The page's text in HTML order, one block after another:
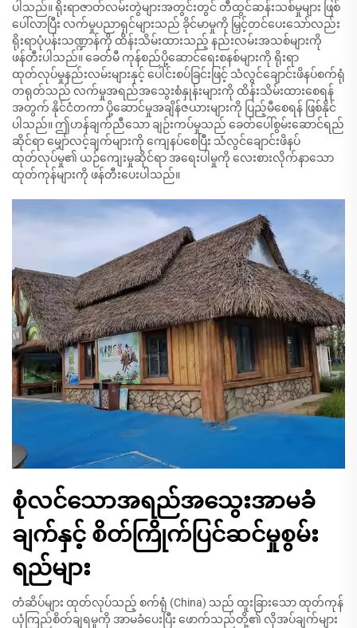
ပါသည်။ ရိုးရာဇာတ်လမ်းတွဲများအတွင်းတွင် တီထွင်ဆန်းသစ်မှုများ ဖြစ်
ပေါ်လာပြီး လက်မှုပညာရှင်များသည် ခိုင်မာမှုကို မြှင့်တင်ပေးသော်လည်း
ရိုးရာပုံပန်းသဏ္ဍာန်ကို ထိန်းသိမ်းထားသည့် နည်းလမ်းအသစ်များကို
ဖန်တီးပါသည်။ ခေတ်မီ ကုန်စည်ပို့ဆောင်ရေးစနစ်များကို ရိုးရာ
ထုတ်လုပ်မှုနည်းလမ်းများနှင့် ပေါင်းစပ်ခြင်းဖြင့် သံလွင်ချောင်းဖိနပ်စက်ရုံ
တရုတ်သည် လက်မှုအရည်အသွေးစံနှုန်းများကို ထိန်းသိမ်းထားစေရန်
အတွက် နိုင်ငံတကာ ပို့ဆောင်မှုအချိန်ဇယားများကို ပြည့်မီစေရန် ဖြစ်နိုင်
ပါသည်။ ဤဟန်ချက်ညီသော ချဉ်းကပ်မှုသည် ခေတ်ပေါ်စွမ်းဆောင်ရည်
ဆိုင်ရာ မျှော်လင့်ချက်များကို ကျေနပ်စေပြီး သံလွင်ချောင်းဖိနပ်
ထုတ်လုပ်မှု၏ ယဉ်ကျေးမှုဆိုင်ရာ အရေးပါမှုကို လေးစားလိုက်နာသော
ထုတ်ကုန်များကို ဖန်တီးပေးပါသည်။
စုံလင်သောအရည်အသွေးအာမခံ
ချက်နှင့် စိတ်ကြိုက်ပြင်ဆင်မှုစွမ်း
ရည်များ
တံဆိပ်များ ထုတ်လုပ်သည့် စက်ရုံ (China) သည် ထူးခြားသော ထုတ်ကုန်
ယုံကြည်စိတ်ချရမှုကို အာမခံပေးပြီး ဖောက်သည်တို့၏ လိုအပ်ချက်များ